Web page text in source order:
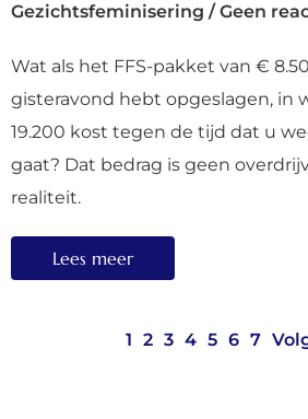
Gezichtsfeminisering / Geen
Wat als het FFS-pakket van €
gisteravond hebt opgeslagen, in
19.200 kost tegen de tijd dat u
gaat? Dat bedrag is geen
realiteit.
Lees meer
1 2 3 4 5 6 7